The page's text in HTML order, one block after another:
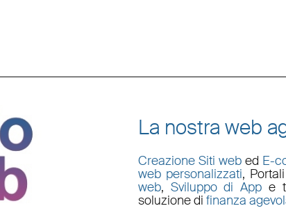
La nostra web
Creazione Siti web ed E-
web personalizzati,
web, Sviluppo di App e
soluzione di finanza